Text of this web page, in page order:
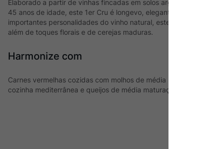
Elaborado a partir de vinhas fincadas em solos argilo-calcário,
45 anos de idade, este 1er Cru é longevo, elegante e potente.
importantes personalidades do vinho natural, este Gevrey revela
além de toques florais e de cerejas maduras.
Harmonize com
Carnes vermelhas cozidas com molhos de média intensidade,
cozinha mediterrânea e queijos de média maturação.